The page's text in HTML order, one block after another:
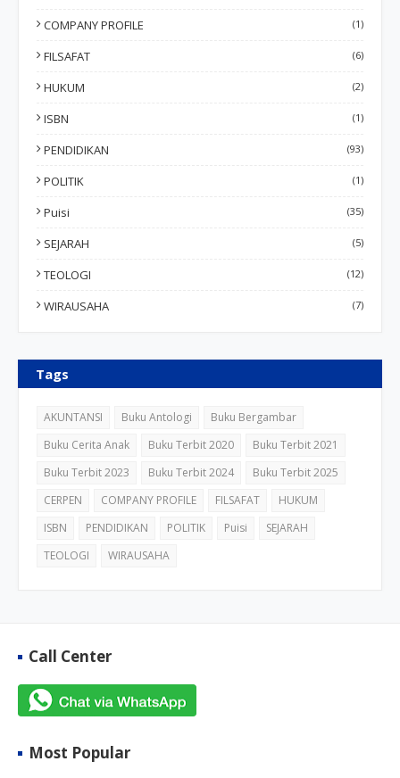
COMPANY PROFILE (1)
FILSAFAT (6)
HUKUM (2)
ISBN (1)
PENDIDIKAN (93)
POLITIK (1)
Puisi (35)
SEJARAH (5)
TEOLOGI (12)
WIRAUSAHA (7)
Tags
AKUNTANSI Buku Antologi
Buku Bergambar
Buku Cerita Anak
Buku Terbit 2020
Buku Terbit 2021
Buku Terbit 2023
Buku Terbit 2024
Buku Terbit 2025
CERPEN
COMPANY PROFILE FILSAFAT
HUKUM
ISBN
PENDIDIKAN POLITIK Puisi
SEJARAH
TEOLOGI
WIRAUSAHA
Call Center
Most Popular